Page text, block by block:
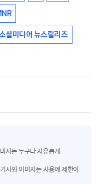
셜미디어 뉴스릴리즈
지는 누구나 자유롭게
사와 이미지는 사용에 제한이